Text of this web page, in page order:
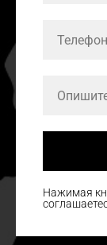
Нажимая